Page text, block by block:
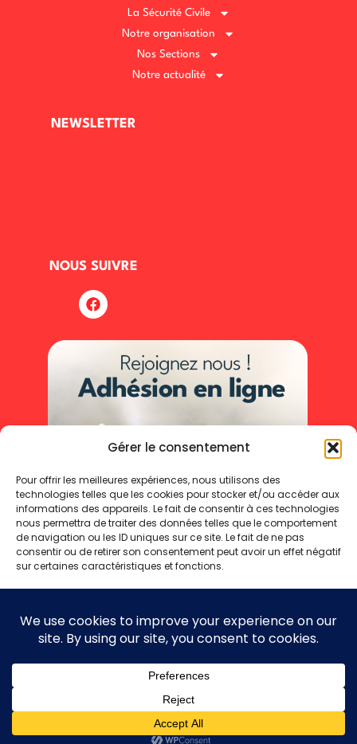
Gérer le consentement
Pour offrir les meilleures expériences, nous utilisons des
technologies telles que les cookies pour stocker et/ou accéder aux
informations des appareils. Le fait de consentir à ces technologies
nous permettra de traiter des données telles que le comportement
de navigation ou les ID uniques sur ce site. Le fait de ne pas
consentir ou de retirer son consentement peut avoir un effet négatif
sur certaines caractéristiques et fonctions.
Refuser
Voir les préférences
Politique de cookiesPolitique de confidentialité
La Sécurité Civile
Notre organisation
Nos Sections
Notre actualité
NEWSLETTER
NOUS SUIVRE
Mentions légales
Politique de cookies
Politique de confidentialité
Copyright 2025 © - Toute reproduction même partielle interdite